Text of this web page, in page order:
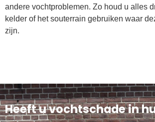
andere vochtproblemen. Zo houd u alles
kelder of het souterrain gebruiken waar
zijn.
Heeft u vochtschade in